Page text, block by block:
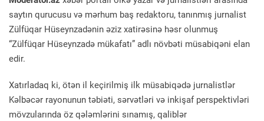
saytın qurucusu və mərhum baş redaktoru, tanınmış jurnalist
Zülfüqar Hüseynzadənin əziz xatirəsinə həsr olunmuş
“Zülfüqar Hüseynzadə mükafatı” adlı növbəti müsabiqəni elan
edir.
Xatırladaq ki, ötən il keçirilmiş ilk müsabiqədə jurnalistlər
Kəlbəcər rayonunun təbiəti, sərvətləri və inkişaf perspektivləri
mövzularında öz qələmlərini sınamış, qaliblər